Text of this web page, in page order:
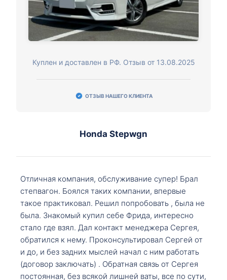
Куплен и доставлен в РФ. Отзыв от 13.08.2025
ОТЗЫВ НАШЕГО КЛИЕНТА
Honda Stepwgn
Отличная компания, обслуживание супер! Брал
степвагон. Боялся таких компании, впервые
такое практиковал. Решил попробовать , была не
была. Знакомый купил себе Фрида, интересно
стало где взял. Дал контакт менеджера Сергея,
обратился к нему. Проконсультировал Сергей от
и до, и без задних мыслей начал с ним работать
(договор заключать) . Обратная связь от Сергея
постоянная, без всякой лишней ваты, все по сути,